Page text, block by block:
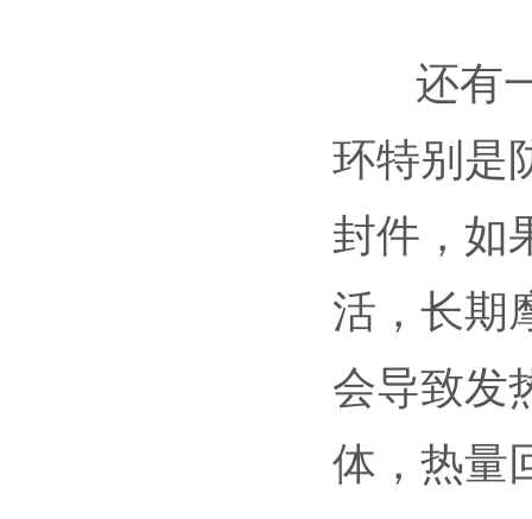
还有一
环特别是
封件，如
活，长期
会导致发
体，热量